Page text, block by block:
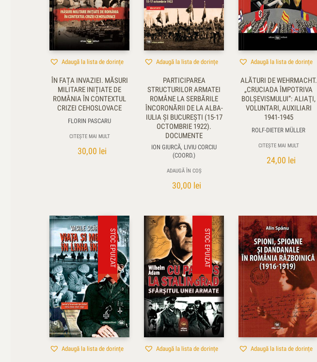
Adaugă la lista de dorințe
ÎN FAȚA INVAZIEI. MĂSURI
MILITARE INIȚIATE DE
ROMÂNIA ÎN CONTEXTUL
CRIZEI CEHOSLOVACE
FLORIN PASCARU
CITEȘTE MAI MULT
30,00 lei
Adaugă la lista de dorințe
PARTICIPAREA
STRUCTURILOR ARMATEI
ROMÂNE LA SERBĂRILE
ÎNCORONĂRII DE LA ALBA-
IULIA ȘI BUCUREȘTI (15-17
OCTOMBRIE 1922).
DOCUMENTE
ION GIURCĂ, LIVIU CORCIU
(COORD.)
ADAUGĂ ÎN COȘ
30,00 lei
Adaugă la lista de dorințe
ALĂTURI DE WEHRMACHT.
„CRUCIADA ÎMPOTRIVA
BOLŞEVISMULUI”: ALIAŢI,
VOLUNTARI, AUXILIARI
1941-1945
ROLF-DIETER MÜLLER
CITEȘTE MAI MULT
24,00 lei
STOC EPUIZAT
Adaugă la lista de dorințe
STOC EPUIZAT
Adaugă la lista de dorințe Adaugă la lista de dorințe